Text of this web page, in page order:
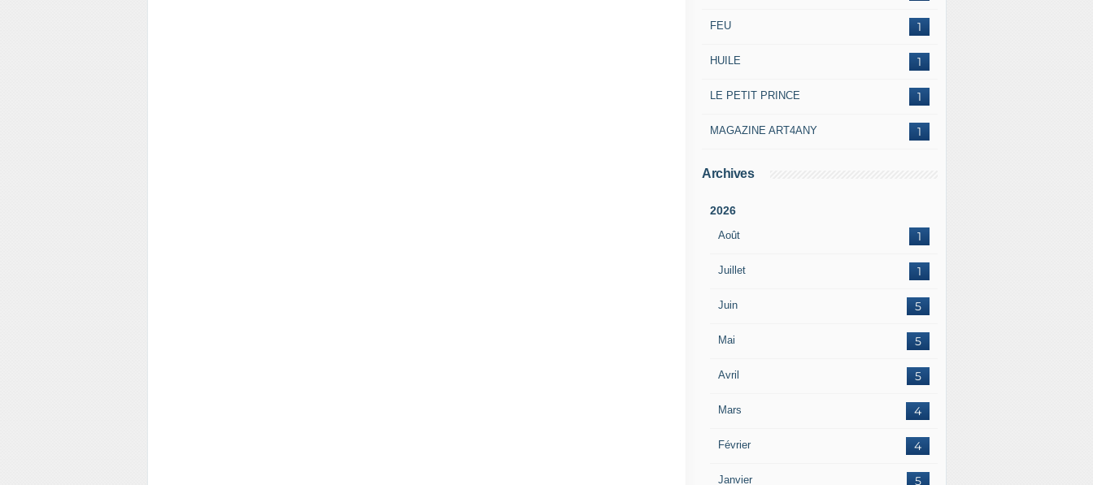
1
FEU
1
HUILE
1
LE PETIT PRINCE
1
MAGAZINE ART4ANY
Archives
2026
Août 1
Juillet 1
Juin 5
Mai 5
Avril 5
Mars 4
Février 4
Janvier 5